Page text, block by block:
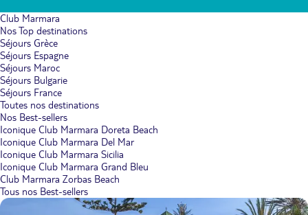
Club Marmara
Nos Top destinations
Séjours Grèce
Séjours Espagne
Séjours Maroc
Séjours Bulgarie
Séjours France
Toutes nos destinations
Nos Best-sellers
Iconique Club Marmara Doreta Beach
Iconique Club Marmara Del Mar
Iconique Club Marmara Sicilia
Iconique Club Marmara Grand Bleu
Club Marmara Zorbas Beach
Tous nos Best-sellers